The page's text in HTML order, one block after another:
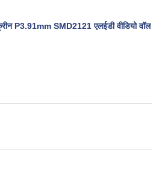
P3.91mm SMD2121 एलईडी वीडियो वॉल